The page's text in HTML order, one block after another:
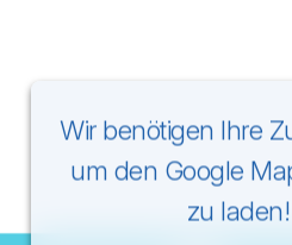
Wir benötigen Ihre
um den Google
zu laden!